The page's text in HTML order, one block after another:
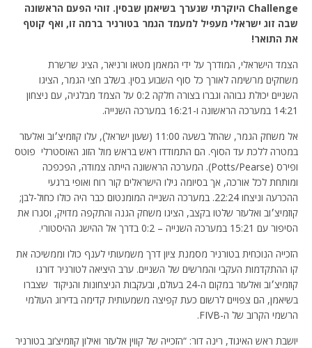
Challenge היוקרתי שנערך בשיאמן שבסין. זוהי הפעם הראשונה
שבה זוג ישראלי מעפיל למעמד הגמר בטורניר ברמה זו, ואף קוטף
את התואר!
הצמד הישראלי, המודרך על ידי המאמן מטאו ורניאר, הציג שרשרת
משחקים מרשימה לאורך כל סוף השבוע בסין. בשלב חצי הגמר, הציגו
השניים יכולת גבוהה וגברו בצורה חלקה 0:2 על הצמד מבלגיה, עם ניצחון
14:21 במערכה הראשונה ו-16:21 במערכה השנייה.
אל משחק הגמר, שהחל בשעה 11:00 (שעון ישראל), עלו קוזמיצ׳וב ואלעזר
במטרה ללכת עד הסוף. הם התמודדו ראש בראש מול הזוג האוסטרלי פוטס
ופירס (Potts/Pearse). המערכה הראשונה הייתה צמודה, הפכפכה
ומותחת לכל אורכה, אך בסיומה גילו הישראלים קור רוח ואופי ברגעי
ההכרעה וניצחו 22:24. במערכה השנייה המומנטום כבר היה כולו כחול-לבן;
קוזמיצ׳וב ואלעזר שלטו בקצב, הציגו משחק הגנה והתקפה מדויק, וסגרו את
הסיפור עם 15:21 במערכה השנייה – 0:2 בדרך אל ההישג ההיסטורי.
הזכייה הנוכחית בטורניר מסמנת ציון דרך משמעותי לענף כולו וממשיכה את
קו ההתקדמות העקבי והמרשים של השניים. ערב היציאה לטורניר דורגו
קוזמיצ׳וב ואלעזר במקום ה-24 בעולם, ובעקבות הניצחונות והניקוד שצברו
בשיאמן, הם צפויים לרשום כעת קפיצה משמעותית קדימה בדירוג העולמי
הרשמי הקרוב של ה-FIVB.
יושבת ראש האיגוד, רינה דור: “הזכייה של קווין אלעזר ואילון קוזמיצ’וב בטורניר